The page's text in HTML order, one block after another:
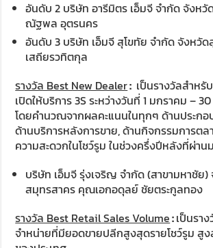
อันดับ 2 บริษัท อารีมิตร เอ็มจี จำกัด จังห
ณัฐพล อุตรนคร
อันดับ 3 บริษัท เอ็มจี สุโขทัย จำกัด จังหวั
เสถียรวทิตกุล
รางวัล Best New Dealer: เป็นรางวัลสำหรั
เปิดให้บริการ 3S ระหว่างวันที่ 1 มกราคม –
โดยคำนวณจากผลคะแนนในทุกๆ ด้านประกอ
ด้านบริการหลังการขาย, ด้านกิจกรรมการตล
ความสะดวกในโชว์รูม ในช่วงครึ่งปีหลังที่ผ่าน
บริษัท เอ็มจี รุ่งเจริญ จำกัด (สาขามหาชัย)
สมุทรสาคร คุณเอกอดุลย์ ชัยตระกูลทอง
รางวัล Best Retail Sales Volume:เป็นรา
จำหน่ายที่มียอดขายปลีกสูงสุดรายโชว์รูม สู